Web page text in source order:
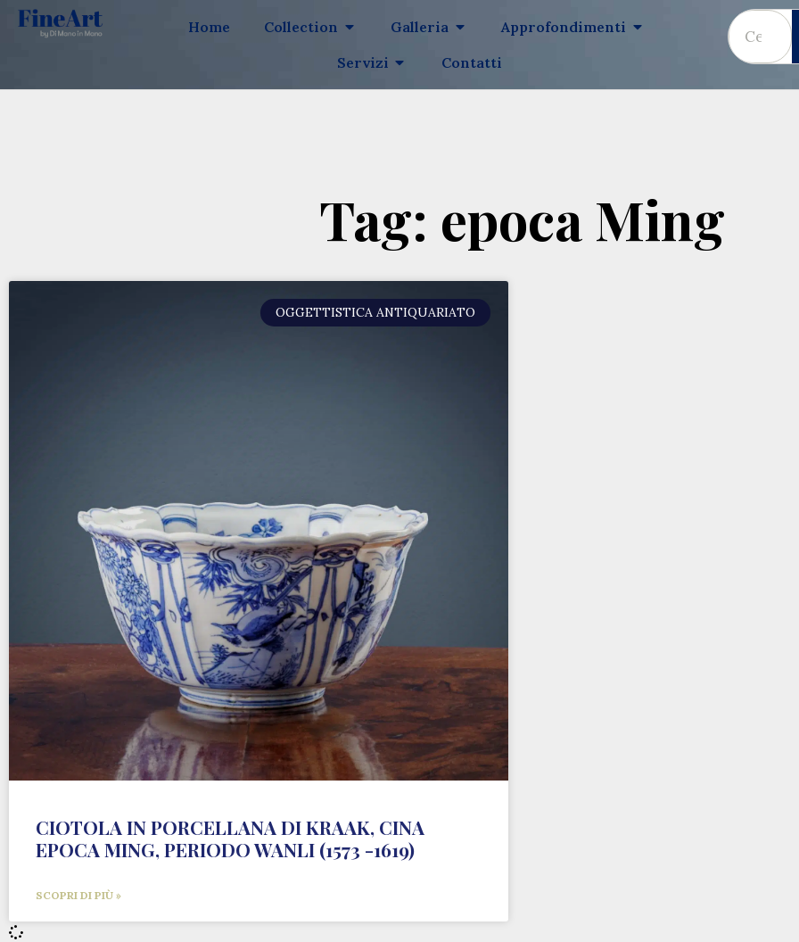
Home Collection Galleria
Approfondimenti
Servizi
Contatti
Tag: epoca Ming
OGGETTISTICA ANTIQUARIATO
CIOTOLA IN PORCELLANA DI KRAAK, CINA
EPOCA MING, PERIODO WANLI (1573 -1619)
SCOPRI DI PIÙ »